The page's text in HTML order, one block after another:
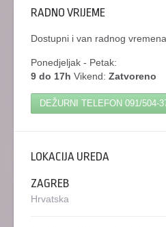
RADNO VRIJEME
Dostupni i van radnog
Ponedjeljak - Petak:
9 do 17h Vikend: Zatvoreno
DEŽURNI TELEFON 091/504-
LOKACIJA UREDA
ZAGREB
Hrvatska